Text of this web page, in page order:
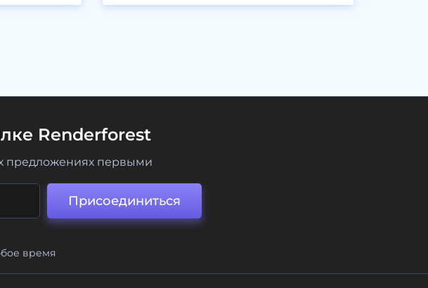
Renderforest
предложениях первыми
Присоединиться
время